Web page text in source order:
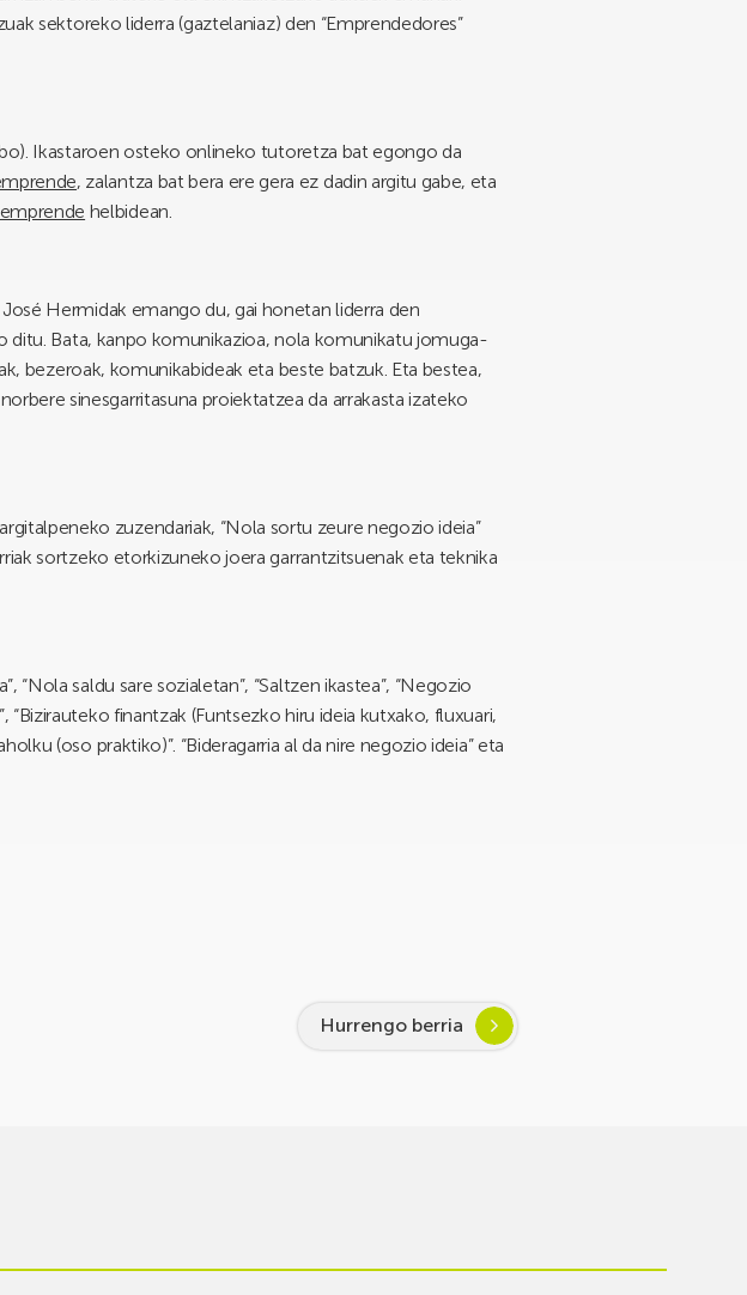
sektoreko liderra (gaztelaniaz) den “Emprendedores”
Ikastaroen osteko onlineko tutoretza bat egongo da
, zalantza bat bera ere gera ez dadin argitu gabe, eta
helbidean.
Hermidak emango du, gai honetan liderra den
ditu. Bata, kanpo komunikazioa, nola komunikatu jomuga-
bezeroak, komunikabideak eta beste batzuk. Eta bestea,
sinesgarritasuna proiektatzea da arrakasta izateko
zuzendariak, “Nola sortu zeure negozio ideia”
sortzeko etorkizuneko joera garrantzitsuenak eta teknika
saldu sare sozialetan”, “Saltzen ikastea”, “Negozio
finantzak (Funtsezko hiru ideia kutxako, fluxuari,
(oso praktiko)”. “Bideragarria al da nire negozio ideia” eta
Hurrengo berria